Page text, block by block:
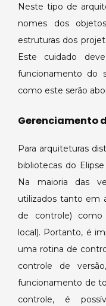
Neste tipo de
nomes dos
estruturas dos
Este cuidado
funcionamento do
como este serão
Gerenciamento
Para arquiteturas
bibliotecas do
Na maioria das
utilizados tanto em
de controle) como
local). Portanto, é
uma rotina de
controle de
funcionamento de
controle, é